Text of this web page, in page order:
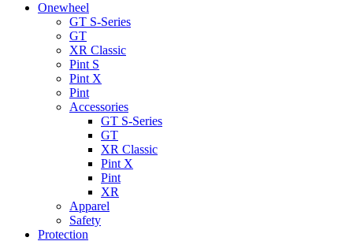
Onewheel
GT S-Series
GT
XR Classic
Pint S
Pint X
Pint
Accessories
GT S-Series
GT
XR Classic
Pint X
Pint
XR
Apparel
Safety
Protection